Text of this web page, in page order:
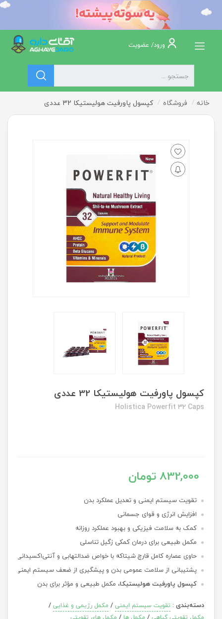
ورود/ عضویت
خانه فروشگاه کپسول پاورفیت هولیستیکا 32 عددی
کپسول پاورفیت هولیستیکا 32 عددی
Holistica Powerfit 32 Caps
832,000 تومان
تقویت سیستم ایمنی و تعدیل عملکرد بدن
افزایش انرژی و قوای جسمانی
کمک به سلامت فیزیکی و بهبود عملکرد روزانه
مکمل طبیعی برای درمان کمکی زگیل تناسلی
حاوی عصاره کامل قارچ شیتاکه با خواص ضدالتهابی و آنتی‌اکسیدانی
پشتیبانی از سلامت عمومی بدن و پیشگیری از ضعف سیستم ایمنی
کپسول پاورفیت هولیستیکا، مکمل طبیعی و مؤثر برای بدن
دسته‌بندی: تقویت سیستم ایمنی/ مکمل رژیمی و غذایی/